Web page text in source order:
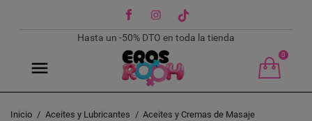
FacebookInstagram
TikTok
Hasta un -50% DTO en toda la tienda
0
Inicio Aceites y Lubricantes
Aceites y Cremas de Masaje